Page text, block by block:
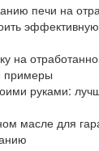
печи на
на
примеры
руками:
масле для